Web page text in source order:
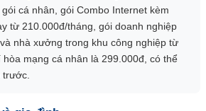
cá nhân, gói Combo Internet kèm
từ 210.000đ/tháng, gói doanh nghiệp
nhà xưởng trong khu công nghiệp từ
mạng cá nhân là 299.000đ, có thể